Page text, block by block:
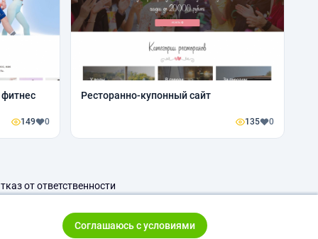
фитнес
149 0
Ресторанно-купонный сайт
135 0
от ответственности
Соглашаюсь с условиями